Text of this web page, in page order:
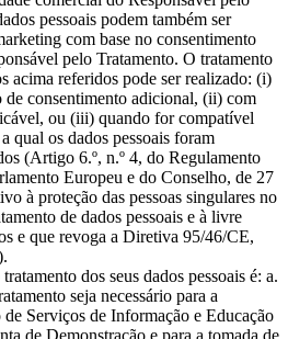
pessoais podem também ser
com base no consentimento
pelo Tratamento. O tratamento
acima referidos pode ser realizado: (i)
de consentimento adicional, (ii) com
ou (iii) quando for compatível
qual os dados pessoais foram
(Artigo 6.º, n.º 4, do Regulamento
Europeu e do Conselho, de 27
à proteção das pessoas singulares no
de dados pessoais e à livre
e que revoga a Diretiva 95/46/CE,
dos seus dados pessoais é: a.
seja necessário para a
Serviços de Informação e Educação
de Demonstração e para a tomada de